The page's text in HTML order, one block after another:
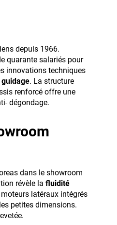
depuis 1966.
quarante salariés pour
innovations techniques
. La structure
renforcé offre une
dégondage.
dans le showroom
révèle la fluidité
latéraux intégrés
petites dimensions.